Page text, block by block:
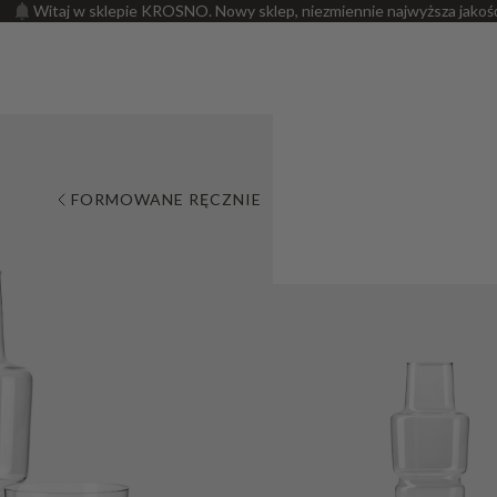
Witaj w sklepie KROSNO. Nowy sklep, niezmiennie najwyższa
FORMOWANE RĘCZNIE